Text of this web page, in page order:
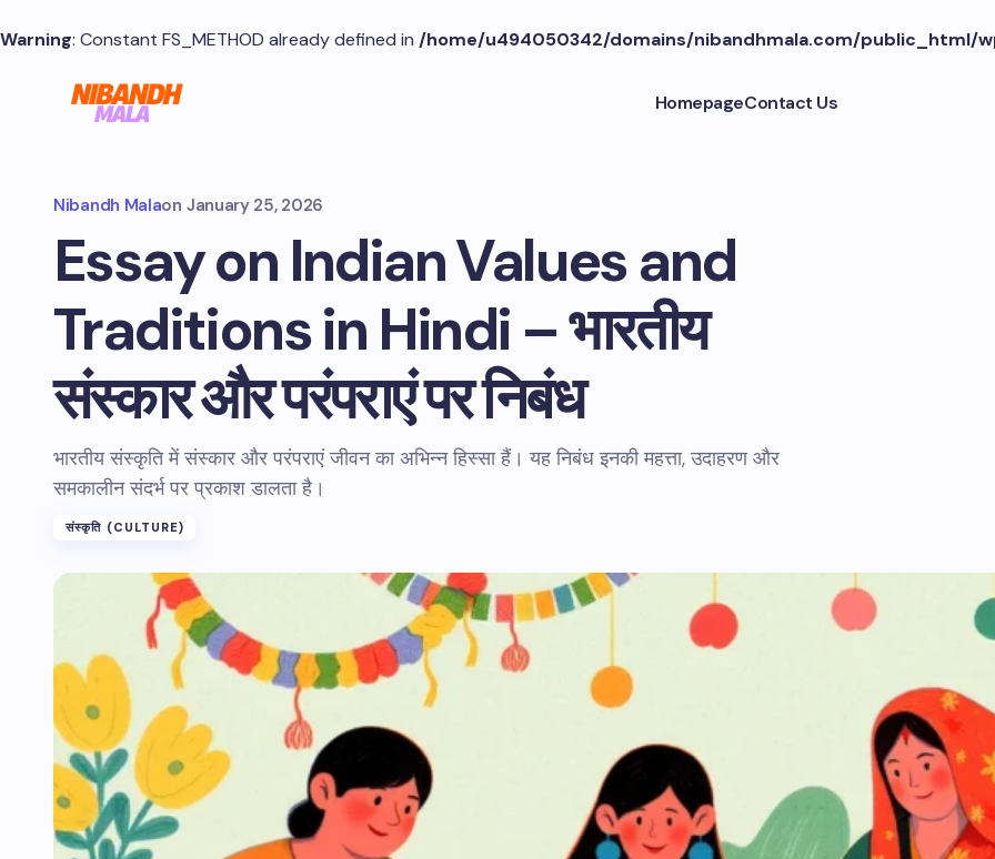
Warning: Constant FS_METHOD already defined in /home/u494050342/domains/nibandhmala.com/public_html/
HomepageContact Us
Nibandh Malaon January 25, 2026
Essay on Indian Values and
Traditions in Hindi – भारतीय
संस्कार और परंपराएं पर निबंध
भारतीय संस्कृति में संस्कार और परंपराएं जीवन का अभिन्न हिस्सा हैं। यह निबंध इनकी महत्ता, उदाहरण और
समकालीन संदर्भ पर प्रकाश डालता है।
संस्कृति (CULTURE)